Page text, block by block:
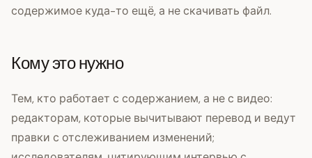
содержимое куда-то ещё, а не скачивать файл.
Кому это нужно
Тем, кто работает с содержанием, а не с видео:
редакторам, которые вычитывают перевод и ведут
правки с отслеживанием изменений;